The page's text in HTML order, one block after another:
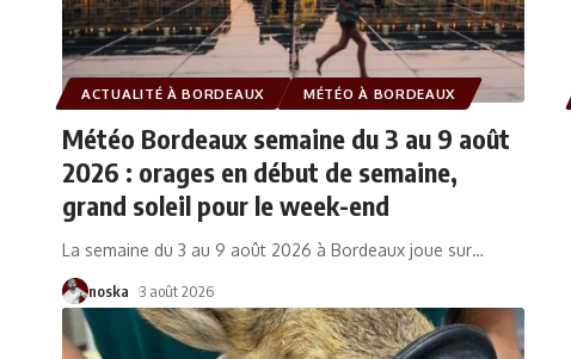
ACTUALITÉ À BORDEAUX MÉTÉO À BORDEAUX
Météo Bordeaux semaine du 3 au 9 août
2026 : orages en début de semaine,
grand soleil pour le week-end
La semaine du 3 au 9 août 2026 à Bordeaux joue sur…
noska 3 août 2026